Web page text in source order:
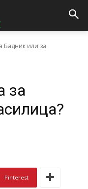
Бадник или за
за
Pinterest